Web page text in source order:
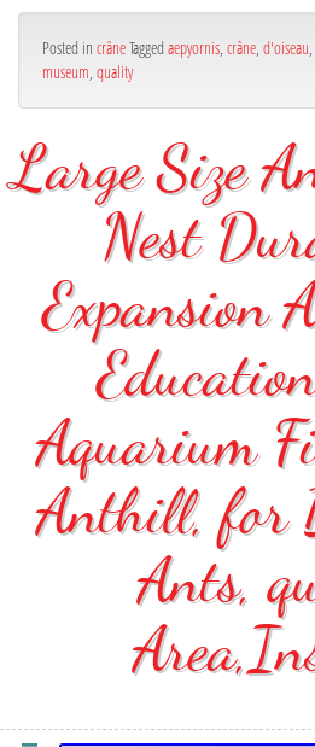
Posted in crâneTagged aepyornis, crâne, d'oiseau,
museum, quality
Large Size
Nest
Expansion
Aquarium
Anthill, for
Ants,